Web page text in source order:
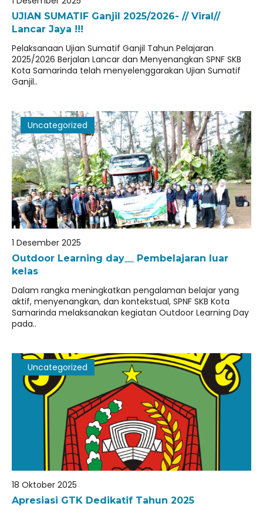
kurikulum skb kota samarinda20252026
JADWAL UJIAN SUMATIF TAHUN 2025/2026
UJIAN SUMATIF Ganjil 2025/2026- // Viral//
Lancar Jaya !!!
Pelaksanaan Ujian Sumatif Ganjil Tahun Pelajaran
2025/2026 Berjalan Lancar dan Menyenangkan SPNF SKB
Kota Samarinda telah menyelenggarakan Ujian Sumatif
Ganjil..
Uncategorized
1 Desember 2025
Outdoor Learning day__ Pembelajaran luar
kelas
Dalam rangka meningkatkan pengalaman belajar yang
aktif, menyenangkan, dan kontekstual, SPNF SKB Kota
Samarinda melaksanakan kegiatan Outdoor Learning Day
pada..
Uncategorized
18 Oktober 2025
Apresiasi GTK Dedikatif Tahun 2025